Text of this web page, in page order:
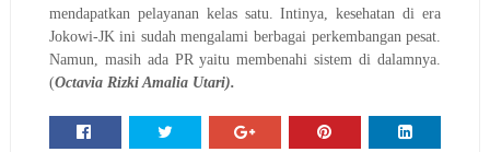
mendapatkan pelayanan kelas satu. Intinya, kesehatan di era
Jokowi-JK ini sudah mengalami berbagai perkembangan pesat.
Namun, masih ada PR yaitu membenahi sistem di dalamnya.
(Octavia Rizki Amalia Utari).